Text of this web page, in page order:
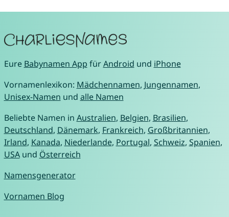
Eure Babynamen App fürAndroid und iPhone
Vornamenlexikon: Mädchennamen, Jungennamen,
Unisex-Namen und alle Namen
Beliebte Namen in Australien, Belgien, Brasilien,
Deutschland, Dänemark, Frankreich, Großbritannien,
Irland, Kanada, Niederlande, Portugal, Schweiz, Spanien,
USAund Österreich
Namensgenerator
Vornamen Blog